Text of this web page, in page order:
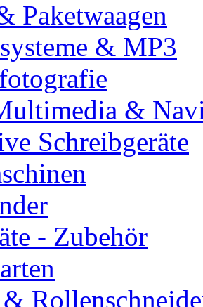
Paketwaagen
& MP3
&
Schreibgeräte
- Zubehör